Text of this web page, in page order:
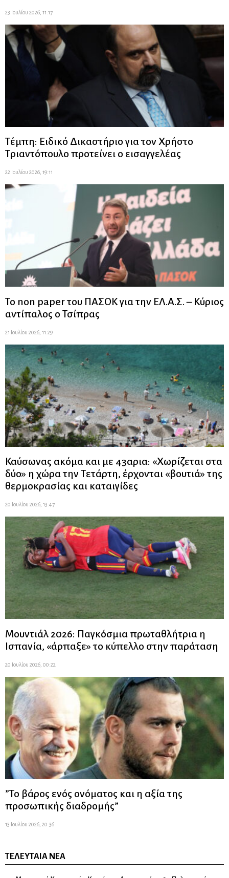
23 Ιουλίου 2026, 11:17
Τέμπη: Ειδικό Δικαστήριο για τον Χρήστο
Τριαντόπουλο προτείνει ο εισαγγελέας
22 Ιουλίου 2026, 19:11
Το non paper του ΠΑΣΟΚ για την ΕΛ.Α.Σ. – Κύριος
αντίπαλος ο Τσίπρας
21 Ιουλίου 2026, 11:29
Καύσωνας ακόμα και με 43αρια: «Χωρίζεται στα
δύο» η χώρα την Τετάρτη, έρχονται «βουτιά» της
θερμοκρασίας και καταιγίδες
20 Ιουλίου 2026, 13:47
Μουντιάλ 2026: Παγκόσμια πρωταθλήτρια η
Ισπανία, «άρπαξε» το κύπελλο στην παράταση
20 Ιουλίου 2026, 00:22
”Το βάρος ενός ονόματος και η αξία της
προσωπικής διαδρομής”
13 Ιουλίου 2026, 20:36
ΤΕΛΕΥΤΑΊΑ ΝΈΑ